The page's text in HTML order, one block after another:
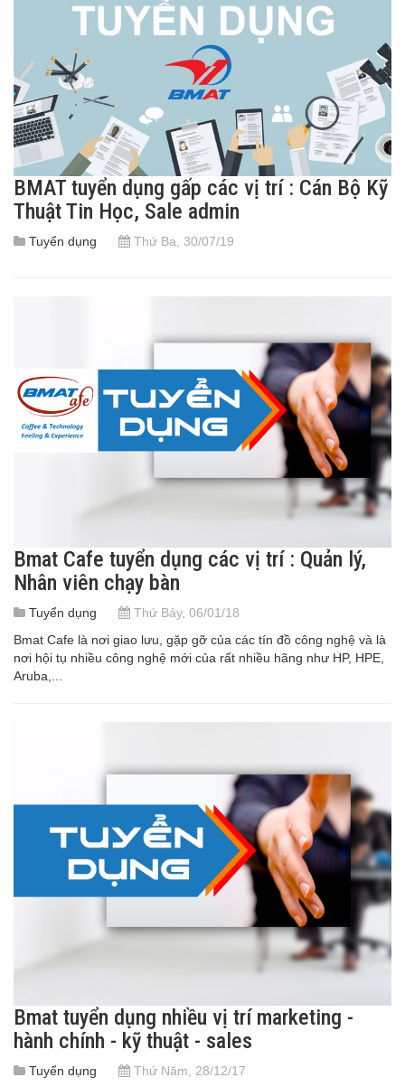
BMAT tuyển dụng gấp các vị trí : Cán Bộ Kỹ
Thuật Tin Học, Sale admin
Tuyển dụng Thứ Ba, 30/07/19
Bmat Cafe tuyển dụng các vị trí : Quản lý,
Nhân viên chạy bàn
Tuyển dụng
Thứ Bảy, 06/01/18
Bmat Cafe là nơi giao lưu, gặp gỡ của các tín đồ công nghệ và là
nơi hội tụ nhiều công nghệ mới của rất nhiều hãng như HP, HPE,
Aruba,...
Bmat tuyển dụng nhiều vị trí marketing -
hành chính - kỹ thuật - sales
Tuyển dụng
Thứ Năm, 28/12/17